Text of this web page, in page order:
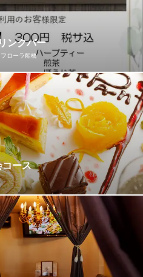
味を楽しむのもおすすめ。「別
ムをお約束します。
ンクバー
ローラ船橋
得な価格で！一番人気のワンプ
は、なんと、100円でご提供！
リア）ホテル フローラ船橋
コース
子会ならitAPAnで♪女性限定の
気のメニューを集めました！お
、二時間飲み放題付きで4,500円
性に嬉しい料理全7品。誕生日・
付きプレートに変更OK！